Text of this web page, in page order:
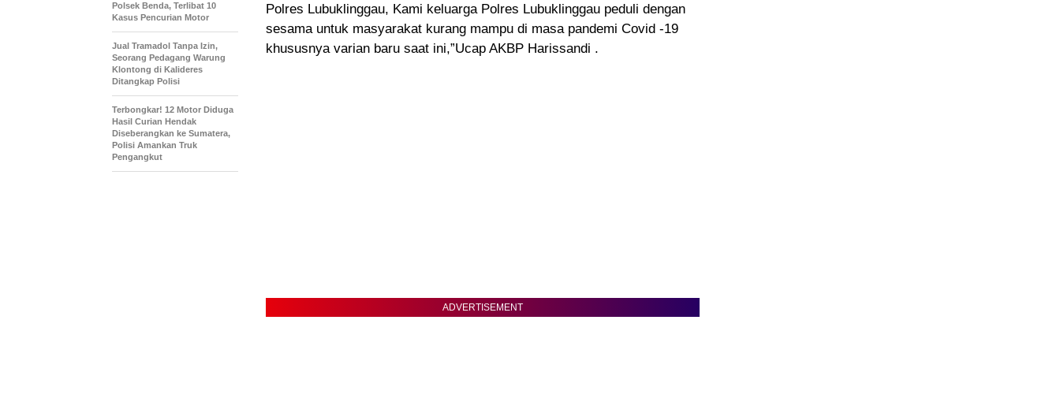
Polres Lubuklinggau, Kami keluarga Polres Lubuklinggau peduli dengan
sesama untuk masyarakat kurang mampu di masa pandemi Covid -19
khususnya varian baru saat ini,”Ucap AKBP Harissandi .
ADVERTISEMENT
Polsek Benda, Terlibat 10
Kasus Pencurian Motor
Jual Tramadol Tanpa Izin,
Seorang Pedagang Warung
Klontong di Kalideres
Ditangkap Polisi
Terbongkar! 12 Motor Diduga
Hasil Curian Hendak
Diseberangkan ke Sumatera,
Polisi Amankan Truk
Pengangkut